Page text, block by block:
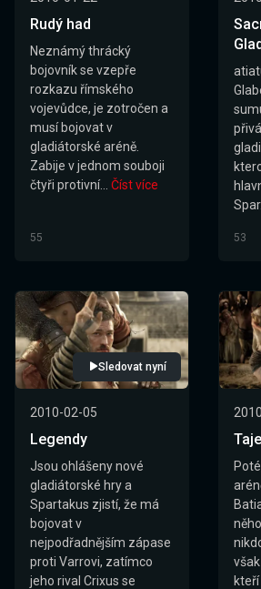
Rudý had
Neznámý thrácký
bojovník se vzepře
rozkazu římského
vojevůdce, je zotročen a
musí bojovat v
gladiátorské aréně.
Zabije v jednom souboji
čtyři protivní...
Číst více
55
Spar...
53
Sledovat nyní
2010-02-05
Legendy
Jsou ohlášeny nové
gladiátorské hry a
Spartakus zjistí, že má
bojovat v
nejpodřadnějším zápase
proti Varrovi, zatímco
jeho rival Crixus se
kteří